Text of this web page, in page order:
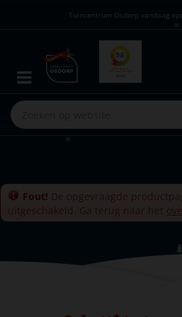
Tuincentrum Osdorp vandaag
Fout! De opgevraagde
uitgeschakeld. Ga terug naar het